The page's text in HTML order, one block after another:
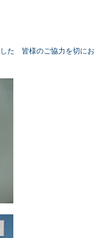
た 皆様のご協力を切にお